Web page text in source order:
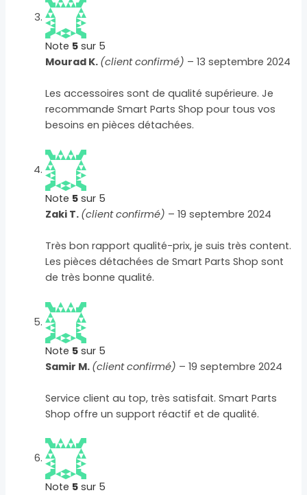
Note 5 sur 5
Mourad K. (client confirmé) – 13 septembre 2024
Les accessoires sont de qualité supérieure. Je
recommande Smart Parts Shop pour tous vos
besoins en pièces détachées.
Note 5 sur 5
Zaki T. (client confirmé) – 19 septembre 2024
Très bon rapport qualité-prix, je suis très content.
Les pièces détachées de Smart Parts Shop sont
de très bonne qualité.
Note 5 sur 5
Samir M. (client confirmé) – 19 septembre 2024
Service client au top, très satisfait. Smart Parts
Shop offre un support réactif et de qualité.
Note 5 sur 5